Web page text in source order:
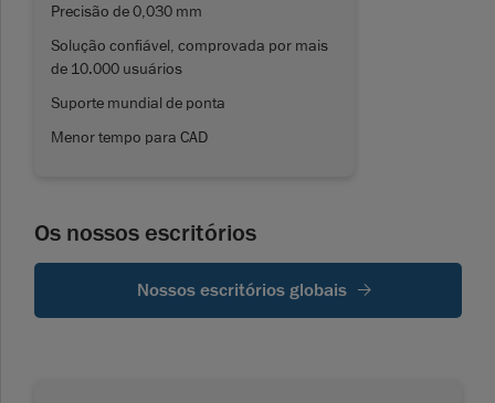
Precisão de 0,030 mm
Solução confiável, comprovada por mais
de 10.000 usuários
Suporte mundial de ponta
Menor tempo para CAD
Os nossos escritórios
Nossos escritórios globais